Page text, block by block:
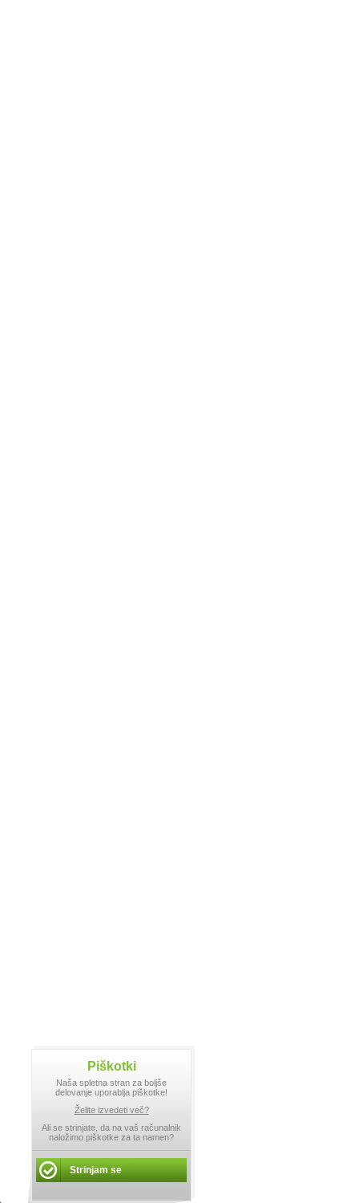
Piškotki
Naša spletna stran za boljše
delovanje uporablja piškotke!
Želite izvedeti več?
Ali se strinjate, da na vaš računalnik
naložimo piškotke za ta namen?
Strinjam se